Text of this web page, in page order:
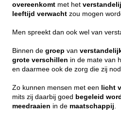
overeenkomt met het
leeftijd verwacht zou mogen
Men spreekt dan ook wel van
Binnen de groep van
grote verschillen in de mate van
en daarmee ook de zorg die zij
Zo kunnen mensen met een licht
mits zij daarbij goed begeleid
meedraaien in de maatschappij.